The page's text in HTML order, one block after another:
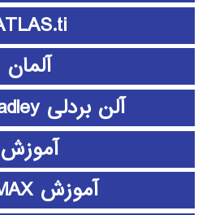
آلمان
آلن بردلی Allen bradley
آموزش
آموزش 3D MAX